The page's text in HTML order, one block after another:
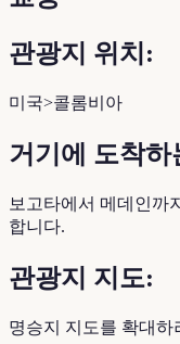
관광지 위치:
미국>콜롬비아
거기에 도착하
보고타에서 메데인까
합니다.
관광지 지도:
명승지 지도를 확대하